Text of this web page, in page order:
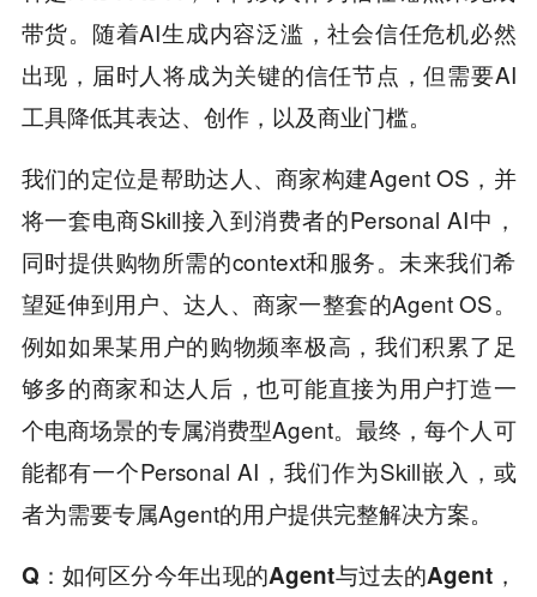
带货。随着AI生成内容泛滥，社会信任危机必然
出现，届时人将成为关键的信任节点，但需要AI
工具降低其表达、创作，以及商业门槛。
我们的定位是帮助达人、商家构建Agent OS，并
将一套电商Skill接入到消费者的Personal AI中，
同时提供购物所需的context和服务。未来我们希
望延伸到用户、达人、商家一整套的Agent OS。
例如如果某用户的购物频率极高，我们积累了足
够多的商家和达人后，也可能直接为用户打造一
个电商场景的专属消费型Agent。最终，每个人可
能都有一个Personal AI，我们作为Skill嵌入，或
者为需要专属Agent的用户提供完整解决方案。
Q ：如何区分今年出现的Agent与过去的Agent，